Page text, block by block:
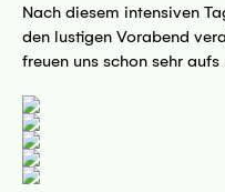
Nach diesem intensiven
den lustigen Vorabend
freuen uns schon sehr